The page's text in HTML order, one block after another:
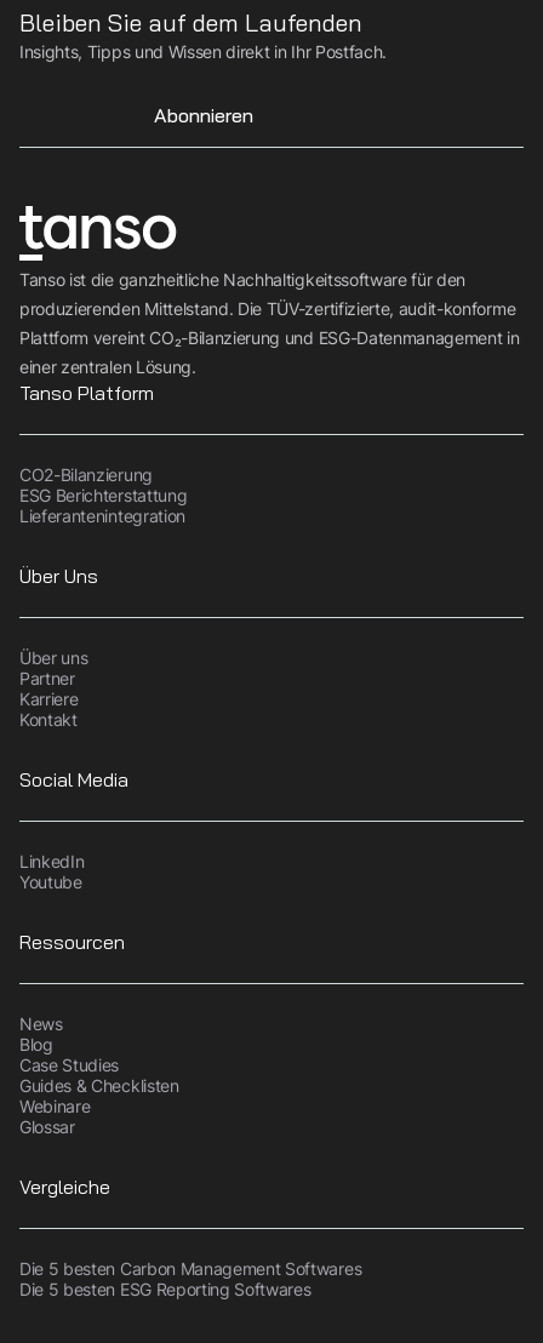
Tanso ist die ganzheitliche Nachhaltigkeitssoftware für den
produzierenden Mittelstand. Die TÜV-zertifizierte, audit-konforme
Plattform vereint CO₂-Bilanzierung und ESG-Datenmanagement in
einer zentralen Lösung.
Bleiben Sie auf dem Laufenden
Insights, Tipps und Wissen direkt in Ihr Postfach.
Abonnieren
Tanso Platform
CO2-Bilanzierung
ESG Berichterstattung
Lieferantenintegration
Über Uns
Über uns
Partner
Karriere
Kontakt
Social Media
LinkedIn
Youtube
Ressourcen
News
Blog
Case Studies
Guides & Checklisten
Webinare
Glossar
Vergleiche
Die 5 besten Carbon Management Softwares
Die 5 besten ESG Reporting Softwares